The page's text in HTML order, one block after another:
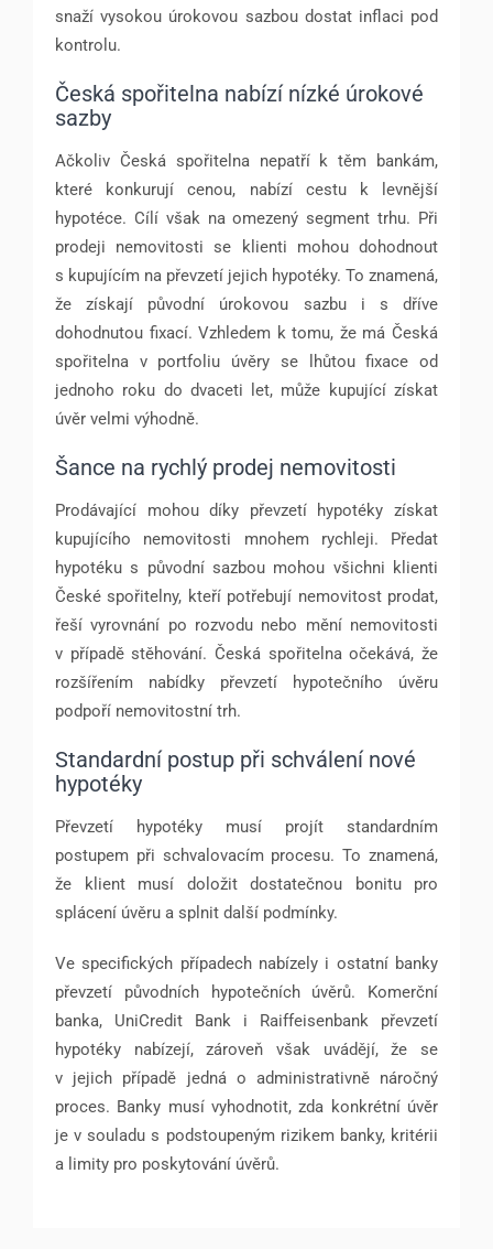
snaží vysokou úrokovou sazbou dostat inflaci pod
kontrolu.
Česká spořitelna nabízí nízké úrokové
sazby
Ačkoliv Česká spořitelna nepatří k těm bankám,
které konkurují cenou, nabízí cestu k levnější
hypotéce. Cílí však na omezený segment trhu. Při
prodeji nemovitosti se klienti mohou dohodnout
s kupujícím na převzetí jejich hypotéky. To znamená,
že získají původní úrokovou sazbu i s dříve
dohodnutou fixací. Vzhledem k tomu, že má Česká
spořitelna v portfoliu úvěry se lhůtou fixace od
jednoho roku do dvaceti let, může kupující získat
úvěr velmi výhodně.
Šance na rychlý prodej nemovitosti
Prodávající mohou díky převzetí hypotéky získat
kupujícího nemovitosti mnohem rychleji. Předat
hypotéku s původní sazbou mohou všichni klienti
České spořitelny, kteří potřebují nemovitost prodat,
řeší vyrovnání po rozvodu nebo mění nemovitosti
v případě stěhování. Česká spořitelna očekává, že
rozšířením nabídky převzetí hypotečního úvěru
podpoří nemovitostní trh.
Standardní postup při schválení nové
hypotéky
Převzetí hypotéky musí projít standardním
postupem při schvalovacím procesu. To znamená,
že klient musí doložit dostatečnou bonitu pro
splácení úvěru a splnit další podmínky.
Ve specifických případech nabízely i ostatní banky
převzetí původních hypotečních úvěrů. Komerční
banka, UniCredit Bank i Raiffeisenbank převzetí
hypotéky nabízejí, zároveň však uvádějí, že se
v jejich případě jedná o administrativně náročný
proces. Banky musí vyhodnotit, zda konkrétní úvěr
je v souladu s podstoupeným rizikem banky, kritérii
a limity pro poskytování úvěrů.